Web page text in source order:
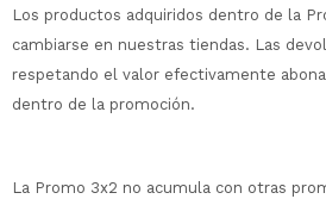
Los productos adquiridos dentro de la
cambiarse en nuestras tiendas. Las
respetando el valor efectivamente
dentro de la promoción.
La Promo 3x2 no acumula con otras